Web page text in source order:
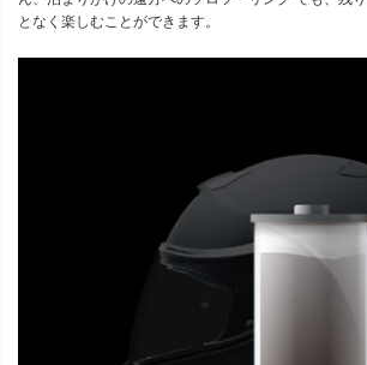
となく楽しむことができます。